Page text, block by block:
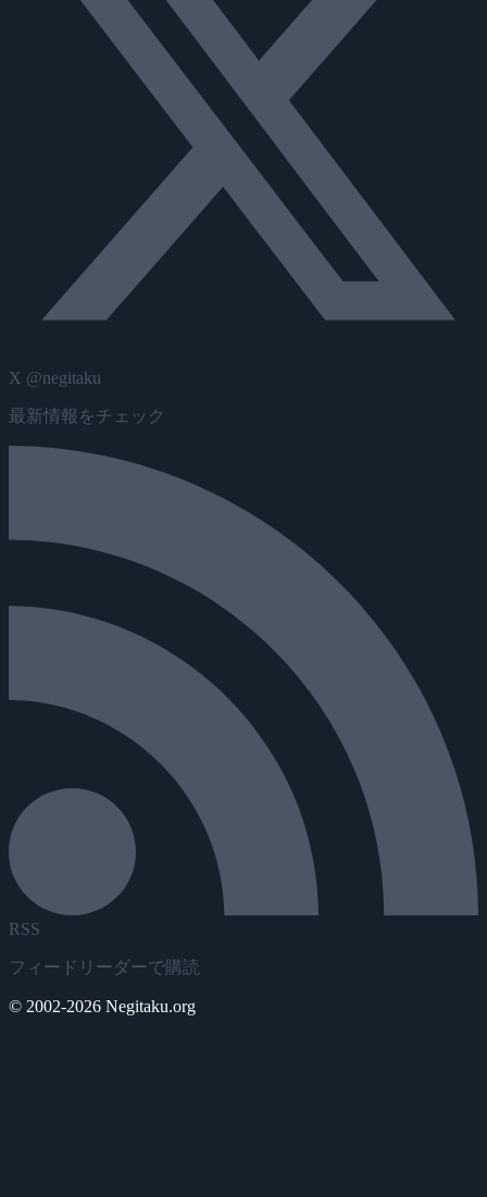
X @negitaku
最新情報をチェック
RSS
フィードリーダーで購読
© 2002-2026 Negitaku.org